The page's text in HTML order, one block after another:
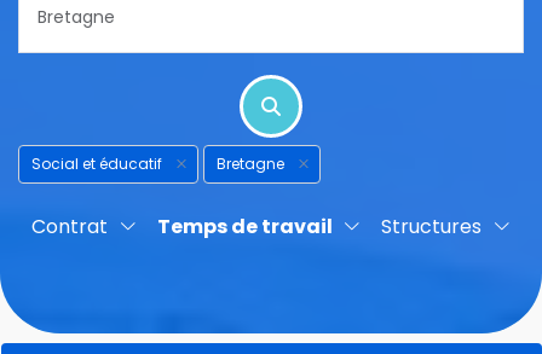
Social et éducatif Bretagne
Contrat Temps de travail Structures